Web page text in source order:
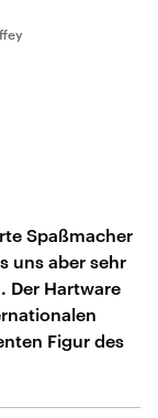
Spaßmacher
uns aber sehr
Der Hartware
Figur des